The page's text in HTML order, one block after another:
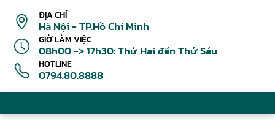
ĐỊA CHỈ
Hà Nội - TP.Hồ Chí Minh
GIỜ LÀM VIỆC
08h00 -> 17h30: Thứ Hai đến Thứ Sáu
HOTLINE
0794.80.8888